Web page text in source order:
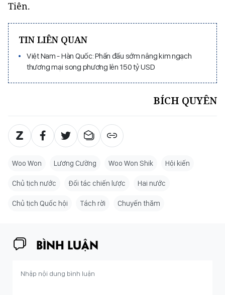
Tiên.
TIN LIÊN QUAN
Việt Nam - Hàn Quốc: Phấn đấu sớm nâng kim ngạch
thương mại song phương lên 150 tỷ USD
BÍCH QUYÊN
Woo Won Lương Cường Woo Won Shik Hội kiến
Chủ tịch nước Đối tác chiến lược Hai nước
Chủ tịch Quốc hội Tách rời Chuyến thăm
BÌNH LUẬN